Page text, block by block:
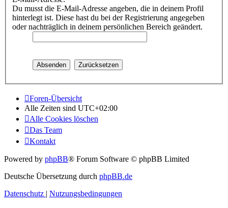
Du musst die E-Mail-Adresse angeben, die in deinem Profil
hinterlegt ist. Diese hast du bei der Registrierung angegeben
oder nachträglich in deinem persönlichen Bereich geändert.
Foren-Übersicht
Alle Zeiten sind UTC+02:00
Alle Cookies löschen
Das Team
Kontakt
Powered by phpBB® Forum Software © phpBB Limited
Deutsche Übersetzung durch phpBB.de
Datenschutz | Nutzungsbedingungen